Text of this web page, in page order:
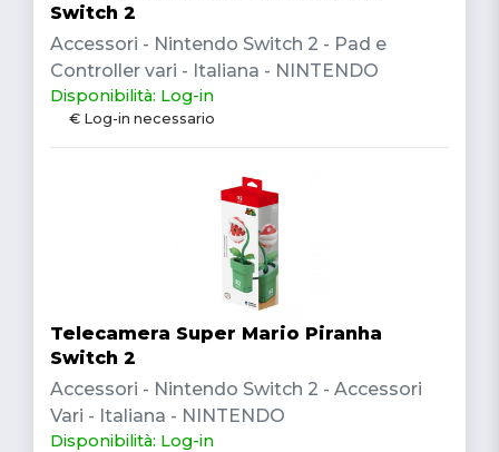
Switch 2
Accessori - Nintendo Switch 2 - Pad e
Controller vari - Italiana - NINTENDO
Disponibilità: Log-in
€ Log-in necessario
Telecamera Super Mario Piranha
Switch 2
Accessori - Nintendo Switch 2 - Accessori
Vari - Italiana - NINTENDO
Disponibilità: Log-in